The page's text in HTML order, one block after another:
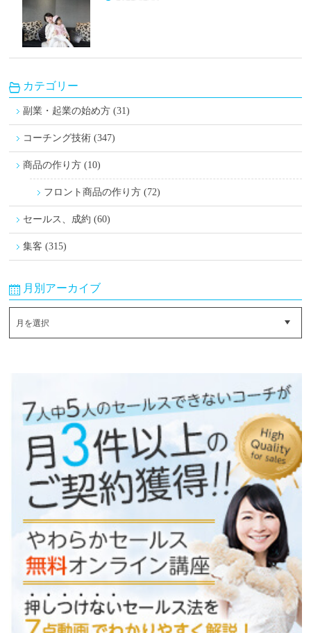
カテゴリー
副業・起業の始め方 (31)
コーチング技術 (347)
商品の作り方 (10)
フロント商品の作り方 (72)
セールス、成約 (60)
集客 (315)
月別アーカイブ